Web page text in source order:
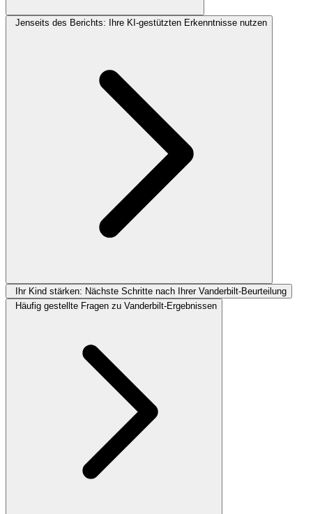
Jenseits des Berichts: Ihre KI-gestützten Erkenntnisse nutzen
Ihr Kind stärken: Nächste Schritte nach Ihrer Vanderbilt-Beurteilung
Häufig gestellte Fragen zu Vanderbilt-Ergebnissen